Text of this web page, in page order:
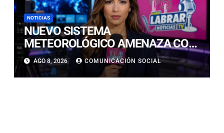
NOTICIAS
NUEVO SISTEMA
METEOROLÓGICO AMENAZA CON
LLUVIAS, NIEVE Y TORMENTAS
ELÉCTRICAS EN ATACAMA
AGO 8, 2026 COMUNICACIÓN SOCIAL